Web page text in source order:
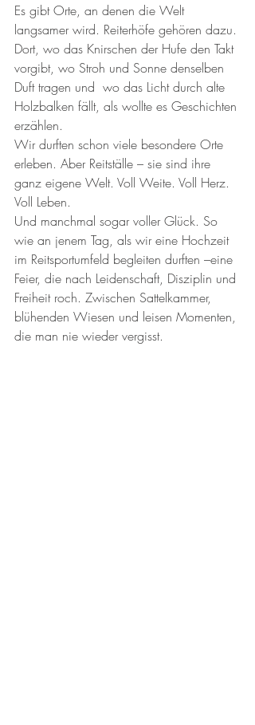
Es gibt Orte, an denen die Welt
langsamer wird. Reiterhöfe gehören dazu.
Dort, wo das Knirschen der Hufe den Takt
vorgibt, wo Stroh und Sonne denselben
Duft tragen und  wo das Licht durch alte
Holzbalken fällt, als wollte es Geschichten
erzählen.
Wir durften schon viele besondere Orte
erleben. Aber Reitställe – sie sind ihre
ganz eigene Welt. Voll Weite. Voll Herz.
Voll Leben.
Und manchmal sogar voller Glück. So
wie an jenem Tag, als wir eine Hochzeit
im Reitsportumfeld begleiten durften –eine
Feier, die nach Leidenschaft, Disziplin und
Freiheit roch. Zwischen Sattelkammer,
blühenden Wiesen und leisen Momenten,
die man nie wieder vergisst.